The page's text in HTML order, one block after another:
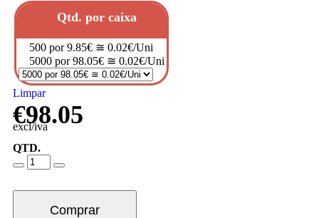
Qtd. por caixa
500 por 9.85€ ≅ 0.02€/Uni
5000 por 98.05€ ≅ 0.02€/Uni
Limpar
€98.05
excl/iva
QTD.
Comprar